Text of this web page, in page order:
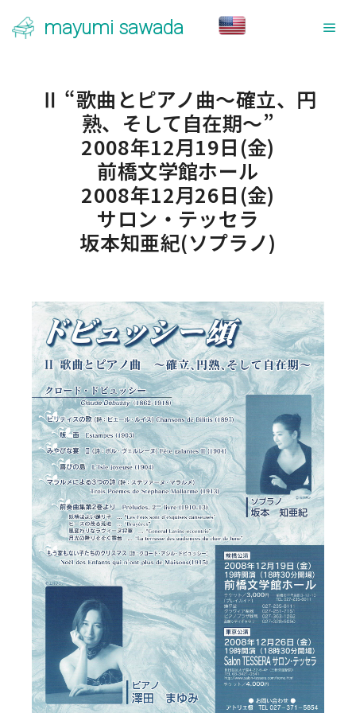
mayumi sawada
Ⅱ “歌曲とピアノ曲～確立、円
熟、そして自在期～”
2008年12月19日(金)
前橋文学館ホール
2008年12月26日(金)
サロン・テッセラ
坂本知亜紀(ソプラノ)